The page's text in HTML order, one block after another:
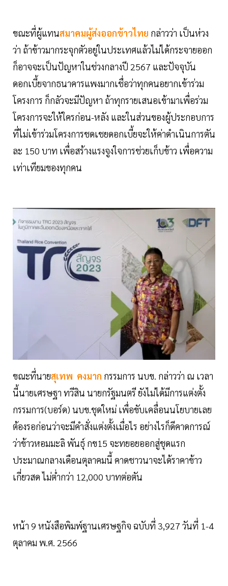
ขณะที่ผู้แทนสมาคมผู้ส่งออกข้าวไทย กล่าวว่า เป็นห่วง
ว่า ถ้าข้าวมากระจุกตัวอยู่ในประเทศแล้วไม่ได้กระจายออก
ก็อาจจะเป็นปัญหาในช่วงกลางปี 2567 และปัจจุบัน
ดอกเบี้ยจากธนาคารแพงมากเชื่อว่าทุกคนอยากเข้าร่วม
โครงการ ก็กลัวจะมีปัญหา ถ้าทุกรายเสนอเข้ามาเพื่อร่วม
โครงการจะให้ใครก่อน-หลัง และในส่วนของผู้ประกอบการ
ที่ไม่เข้าร่วมโครงการชดเชยดอกเบี้ยจะให้ค่าดำเนินการตัน
ละ 150 บาท เพื่อสร้างแรงจูงใจการช่วยเก็บข้าว เพื่อความ
เท่าเทียมของทุกคน
ขณะที่นายสุเทพ คงมาก กรรมการ นบข. กล่าวว่า ณ เวลา
นี้นายเศรษฐา ทวีสิน นายกรัฐมนตรี ยังไม่ได้มีการแต่งตั้ง
กรรมการ(บอร์ด) นบข.ชุดใหม่ เพื่อขับเคลื่อนนโยบายเลย
ต้องรอก่อนว่าจะมีคำสั่งแต่งตั้งเมื่อไร อย่างไรก็ดีคาดการณ์
ว่าข้าวหอมมะลิ พันธุ์ กข15 จะทยอยออกสู่ชุดแรก
ประมาณกลางเดือนตุลาคมนี้ คาดชาวนาจะได้ราคาข้าว
เกี่ยวสด ไม่ตํ่ากว่า 12,000 บาทต่อตัน
หน้า 9 หนังสือพิมพ์ฐานเศรษฐกิจ ฉบับที่ 3,927 วันที่ 1-4
ตุลาคม พ.ศ. 2566